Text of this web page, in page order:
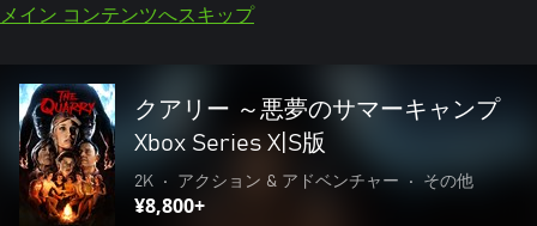
メイン コンテンツへスキップ
クアリー ～悪夢のサマーキャンプ
Xbox Series X|S版
2K • アクション & アドベンチャー • その他
¥8,800+